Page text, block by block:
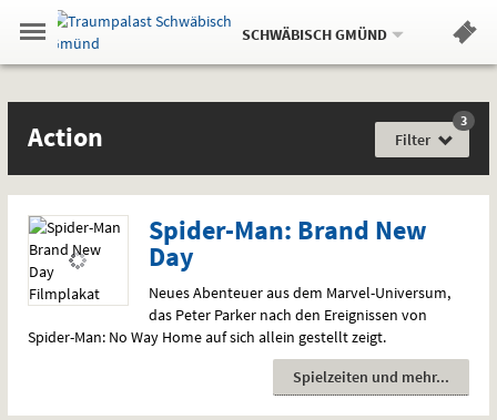
Springe
zum
,zum
.
Navigation
Menü
Gehe
zur
Standortauswahl
Standort:
SCHWÄBISCH GMÜND.
Weitere
Hinweis
Action
Gefühlslage
Action Filter
3
Spider-Man: Brand New
Day
Neues Abenteuer aus dem Marvel-Universum,
das Peter Parker nach den Ereignissen von
Spider-Man: No Way Home auf sich allein gestellt zeigt.
Spielzeiten und mehr